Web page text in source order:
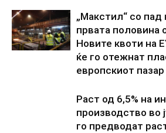
„Макстил“ со пад
првата половина
Новите квоти на
ќе го отежнат
европскиот пазар
Раст од 6,5% на
производство во
го предводат